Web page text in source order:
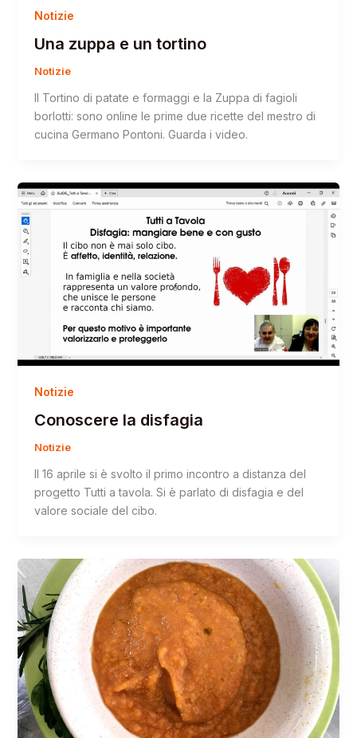
Notizie
Una zuppa e un tortino
Notizie
Il Tortino di patate e formaggi e la Zuppa di fagioli
borlotti: sono online le prime due ricette del mestro di
cucina Germano Pontoni. Guarda i video.
Notizie
Conoscere la disfagia
Notizie
Il 16 aprile si è svolto il primo incontro a distanza del
progetto Tutti a tavola. Si è parlato di disfagia e del
valore sociale del cibo.